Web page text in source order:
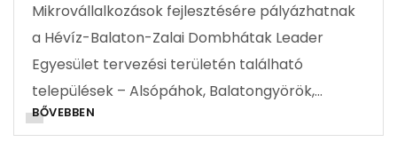
Mikrovállalkozások fejlesztésére pályázhatnak
a Hévíz-Balaton-Zalai Dombhátak Leader
Egyesület tervezési területén található
települések – Alsópáhok, Balatongyörök,…
BŐVEBBEN